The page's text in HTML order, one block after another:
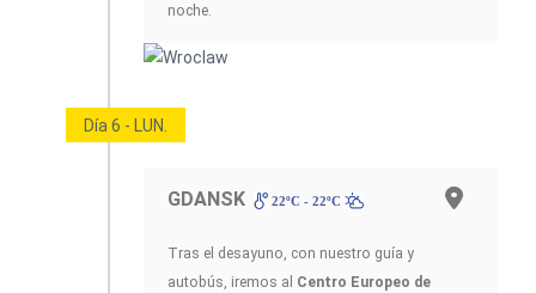
noche.
Día 6 - LUN.
GDANSK 22ºC - 22ºC
Tras el desayuno, con nuestro guía y
autobús, iremos al Centro Europeo de